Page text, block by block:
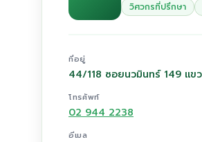
วิศวกรที่ปรึกษา
ที่อยู่
44/118 ซอยนวมินทร์ 149 แข
โทรศัพท์
02 944 2238
อีเมล